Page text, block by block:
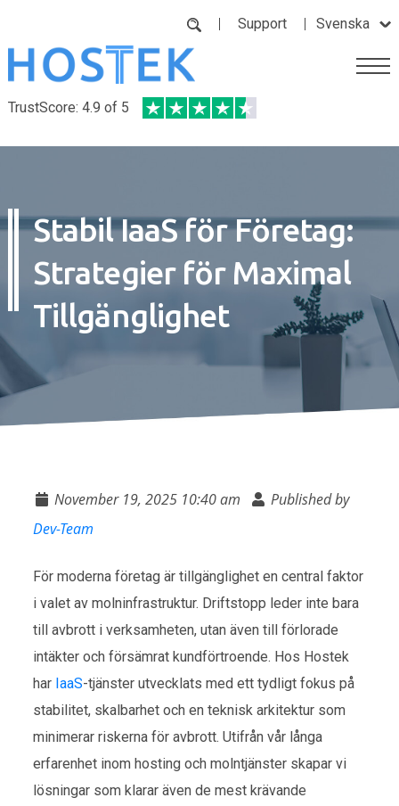
Support Svenska
TrustScore: 4.9 of 5
Stabil IaaS för Företag:
Strategier för Maximal
Tillgänglighet
November 19, 2025 10:40 am
Published by
Dev-Team
För moderna företag är tillgänglighet en central faktor
i valet av molninfrastruktur. Driftstopp leder inte bara
till avbrott i verksamheten, utan även till förlorade
intäkter och försämrat kundförtroende. Hos Hostek
har IaaS-tjänster utvecklats med ett tydligt fokus på
stabilitet, skalbarhet och en teknisk arkitektur som
minimerar riskerna för avbrott. Utifrån vår långa
erfarenhet inom hosting och molntjänster skapar vi
lösningar som klarar även de mest krävande